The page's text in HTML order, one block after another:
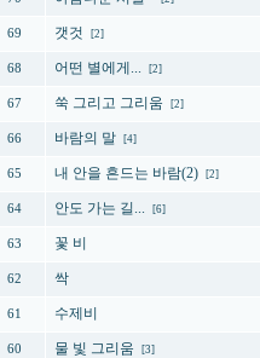
69 갯것 [2]
68 어떤 별에게... [2]
67 쑥 그리고 그리움 [2]
66 바람의 말 [4]
65 내 안을 흔드는 바람(2) [2]
64 안도 가는 길... [6]
63 꽃 비
62 싹
61 수제비
60 물 빛 그리움 [3]